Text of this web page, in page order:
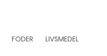
FODER LIVSMEDEL